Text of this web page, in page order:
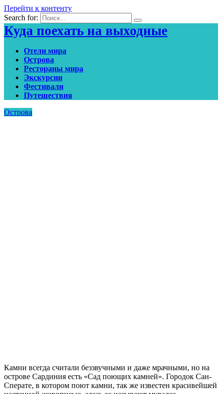
Перейти к контенту
Search for:
Куда поехать на выходные
Отели мира
Острова
Рестораны мира
Экскурсии
Фестивали
Путешествия
Острова
Камни всегда считали беззвучными и даже мрачными, но на
острове Сардиния есть «‎Сад поющих камней». Городок Сан-
Сперате, в котором поют камни, так же известен красивейшей